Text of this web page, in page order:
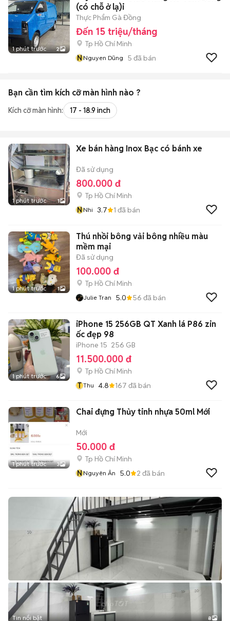
1 phút trước 2
(có chỗ ở lạ)i
Thực Phẩm Gà Đồng
Đến 15 triệu/tháng
Tp Hồ Chí Minh
NNguyen Dũng 5 đã bán
Bạn cần tìm kích cỡ màn hình nào ?
Kích cỡ màn hình: 17 - 18.9 inch
1 phút trước 1
Xe bán hàng Inox Bạc có bánh xe
Đã sử dụng
800.000 đ
Tp Hồ Chí Minh
NNhi 3.7 1 đã bán
1 phút trước 1
Thú nhồi bông vải bông nhiều màu
mềm mại
Đã sử dụng
100.000 đ
Tp Hồ Chí Minh
Julie Tran 5.0 56 đã bán
1 phút trước 6
iPhone 15 256GB QT Xanh lá P86 zin
ốc đẹp 98
iPhone 15 256 GB
11.500.000 đ
Tp Hồ Chí Minh
T Thu 4.8 167 đã bán
1 phút trước 3
Chai đựng Thủy tinh nhựa 50ml Mới
Mới
50.000 đ
Tp Hồ Chí Minh
NNguyên Ân 5.0 2 đã bán
Tin nổi bật 8